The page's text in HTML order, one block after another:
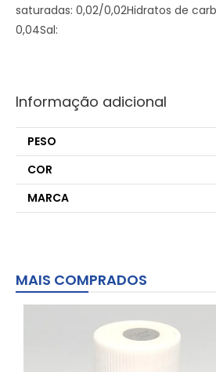
saturadas: 0,02/0,02Hidratos de
0,04Sal:
Informação adicional
PESO
COR
MARCA
MAIS COMPRADOS